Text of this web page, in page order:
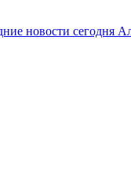
новости сегодня